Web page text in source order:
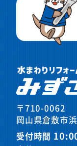
〒710-0062
岡山県倉敷市
受付時間